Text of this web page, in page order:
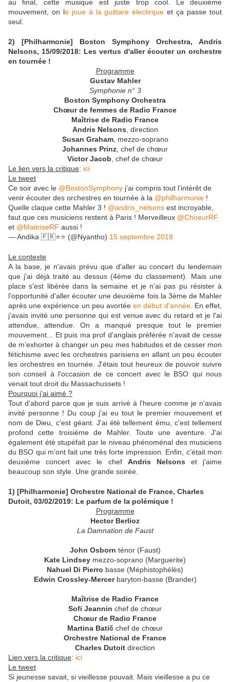
au final, cette musique est juste trop cool. Le deuxième
mouvement, on le joue à la guittare électirque et ça passe tout
seul.
2) [Philharmonie] Boston Symphony Orchestra, Andris
Nelsons, 15/09/2018: Les vertus d'aller écouter un orchestre
en tournée !
Programme
Gustav Mahler
Symphonie n° 3
Boston Symphony Orchestra
Chœur de femmes de Radio France
Maîtrise de Radio France
Andris Nelsons direction
Susan Graham, mezzo-soprano
Johannes Prinz chef de chœur
Victor Jacob chef de chœur
Le lien vers la critique: ici
Le tweet
Ce soir avec le @BostonSymphony j’ai compris tout l’intérêt de
venir écouter des orchestres en tournée à la @philharmonie !
Quelle claque cette Mahler 3 ! @andris_nelsons est incroyable,
faut que ces musiciens restent à Paris ! Merveilleux @ChoeurRF
et @MaitriseRF aussi !
— Andika 🇫🇷⭐️⭐️ (@Nyantho) 15 septembre 2018
Le contexte
A la base, je n'avais prévu que d'aller au concert du lendemain
que j'ai déjà traité au dessus (4ème du classement). Mais une
place s'est libérée dans la semaine et je n'ai pas pu résister à
l'opportunité d'aller écouter une deuxième fois la 3ème de Mahler
après une expérience un peu avortéeen début d'année. En effet,
j'avais invité une personne qui est venue avec du retard et je l'ai
attendue, attendue. On a manqué presque tout le premier
mouvement... Et puis ma prof d'anglais préférée n'avait de cesse
de m’exhorter à changer un peu mes habitudes et de cesser mon
fétichisme avec les orchestres parisiens en allant un peu écouter
les orchestres en tournée. J'étais tout heureux de pouvoir suivre
son conseil à l'occasion de ce concert avec le BSO qui nous
venait tout droit du Massachussets !
Pourquoi j'ai aimé ?
Tout d'abord parce que je suis arrivé à l'heure comme je n'avais
invité personne ! Du coup j'ai eu tout le premier mouvement et
nom de Dieu, c'est géant. J'ai été tellement ému, c'est tellement
profond cette troisième de Mahler. Toute une aventure. J'ai
également été stupéfait par le niveau phénoménal des musiciens
du BSO qui m'ont fait une très forte impression. Enfin, c'était mon
deuxième concert avec le chef Andris Nelsons et j'aime
beaucoup son style. Une grande soirée.
1) [Philharmonie] Orchestre National de France, Charles
Dutoit, 03/02/2019: Le parfum de la polémique !
Programme
Hector Berlioz
La Damnation de Faust
John Osborn ténor (Faust)
Kate Lindsey mezzo-soprano (Marguerite)
Nahuel Di Pierro basse (Méphistophélès)
Edwin Crossley-Mercer baryton-basse (Brander)
Maîtrise de Radio France
Sofi Jeannin chef de chœur
Chœur de Radio France
Martina Batič chef de chœur
Orchestre National de France
Charles Dutoit direction
Lien vers la critique: ici
Le tweet
Si jeunesse savait, si vieillesse pouvait. Mais vieillesse a pu ce